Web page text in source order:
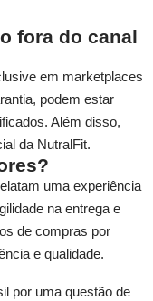
fora do canal
em marketplaces
podem estar
Além disso,
da NutralFit.
uma experiência
na entrega e
de compras por
e qualidade.
por uma questão de